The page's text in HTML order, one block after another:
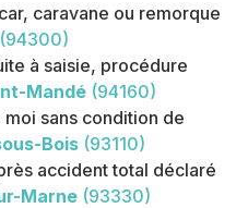
caravane ou remorque
(94300)
à saisie, procédure
Mandé (94160)
sans condition de
Bois (93110)
accident total déclaré
Marne (93330)